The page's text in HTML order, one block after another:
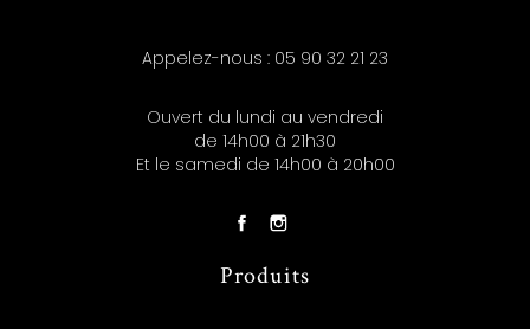
Appelez-nous : 05 90 32 21 23
Ouvert du lundi au vendredi
de 14h00 à 21h30
Et le samedi de 14h00 à 20h00
Produits